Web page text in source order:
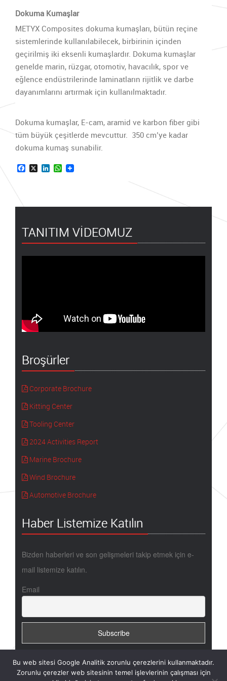
Dokuma Kumaşlar
METYX Composites dokuma kumaşları, bütün reçine
sistemlerinde kullanılabilecek, birbirinin içinden
geçirilmiş iki eksenli kumaşlardır. Dokuma kumaşlar
genelde marin, rüzgar, otomotiv, havacılık, spor ve
eğlence endüstrilerinde laminatların rijitlik ve darbe
dayanımlarını artırmak için kullanılmaktadır.
Dokuma kumaşlar, E-cam, aramid ve karbon fiber gibi
tüm büyük çeşitlerde mevcuttur. 350 cm’ye kadar
dokuma kumaş sunabilir.
Facebook
X LinkedInWhatsApp
TANITIM VİDEOMUZ
Broşürler
Corporate Brochure
Kitting Center
Tooling Center
2024 Activities Report
Marine Brochure
Wind Brochure
Automotive Brochure
Haber Listemize Katılın
Bizden haberleri ve son gelişmeleri takip etmek için e-
mail listemize katılın.
Email
Copyright @ 2017 - METYX / Design by Thinkbell
Bu web sitesi Google Analitik zorunlu çerezlerini kullanmaktadır.
Zorunlu çerezler web sitesinin temel işlevlerinin çalışması için